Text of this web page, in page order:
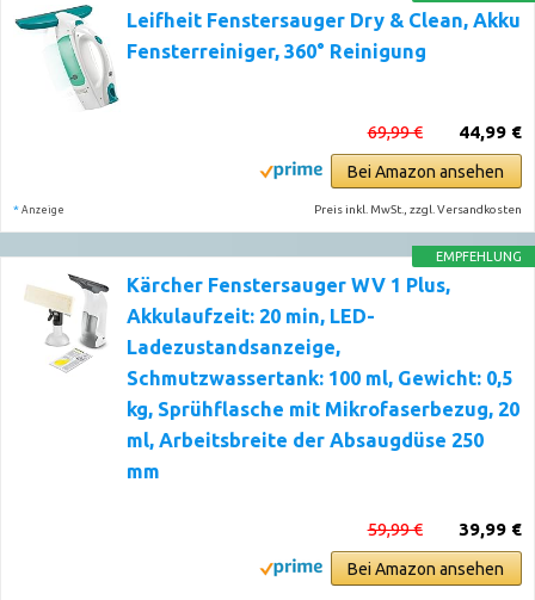
Leifheit Fenstersauger Dry & Clean, Akku
Fensterreiniger, 360° Reinigung
44,99 €
69,99 €
Bei Amazon ansehen
* Anzeige Preis inkl. MwSt., zzgl. Versandkosten
EMPFEHLUNG
Kärcher Fenstersauger WV 1 Plus,
Akkulaufzeit: 20 min, LED-
Ladezustandsanzeige,
Schmutzwassertank: 100 ml, Gewicht: 0,5
kg, Sprühflasche mit Mikrofaserbezug, 20
ml, Arbeitsbreite der Absaugdüse 250
mm
39,99 €
59,99 €
Bei Amazon ansehen